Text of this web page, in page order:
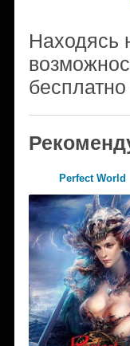
Находясь
Perfect World